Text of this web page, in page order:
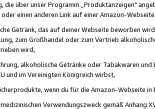
die über unser Programm „Produktanzeigen"
einen anderen Link auf einer Amazon-
Getränk, das auf deiner Webseite beworben
zum Großhandel oder zum Vertrieb
wird,
alkoholische Getränke oder Tabakwaren
und im Vereinigten Königreich wirbst,
wenn du für die Amazon-Webseite in
Verwendungszweck gemäß Anhang